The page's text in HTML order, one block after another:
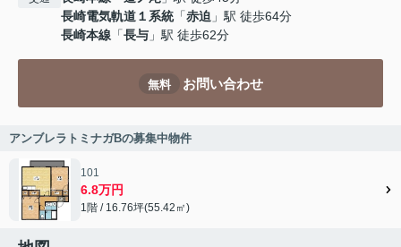
長崎電気軌道１系統「赤迫 」駅 徒歩64分
長崎本線 「長与 」駅 徒歩62分
無料 お問い合わせ
アンブレラトミナガBの募集中物件
101
6.8万円
1階 / 16.76坪(55.42㎡)